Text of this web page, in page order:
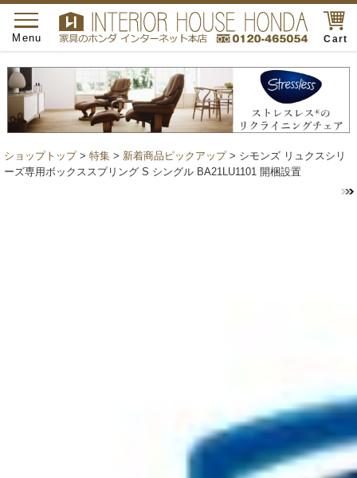
Cart
toggle
navigation
Menu
ショップトップ> 特集 > 新着商品ピックアップ> シモンズ リュクスシリ
ーズ専用ボックススプリング S シングル BA21LU1101 開梱設置